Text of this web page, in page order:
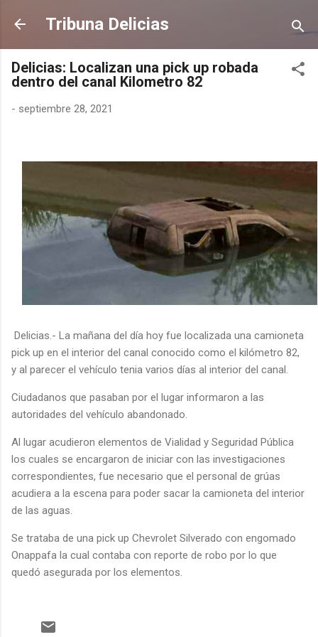
Ir al contenido principal
Tribuna Delicias
Delicias: Localizan una pick up robada
dentro del canal Kilometro 82
- septiembre 28, 2021
Delicias.- La mañana del día hoy fue localizada una camioneta
pick up en el interior del canal conocido como el kilómetro 82,
y al parecer el vehículo tenia varios días al interior del canal.
Ciudadanos que pasaban por el lugar informaron a las
autoridades del vehículo abandonado.
Al lugar acudieron elementos de Vialidad y Seguridad Pública
los cuales se encargaron de iniciar con las investigaciones
correspondientes, fue necesario que el personal de grúas
acudiera a la escena para poder sacar la camioneta del interior
de las aguas.
Se trataba de una pick up Chevrolet Silverado con engomado
Onappafa la cual contaba con reporte de robo por lo que
quedó asegurada por los elementos.